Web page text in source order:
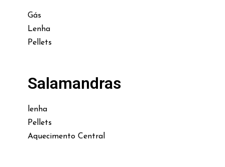
Gás
Lenha
Pellets
Salamandras
lenha
Pellets
Aquecimento Central